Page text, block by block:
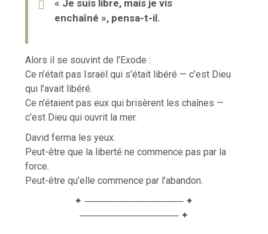
« Je suis libre, mais je vis
enchaîné », pensa-t-il.
Alors il se souvint de l’Exode :
Ce n’était pas Israël qui s’était libéré — c’est Dieu
qui l’avait libéré.
Ce n’étaient pas eux qui brisèrent les chaînes —
c’est Dieu qui ouvrit la mer.
David ferma les yeux.
Peut-être que la liberté ne commence pas par la
force.
Peut-être qu’elle commence par l’abandon.
✦ ─────────────── ✦
─────────────── ✦